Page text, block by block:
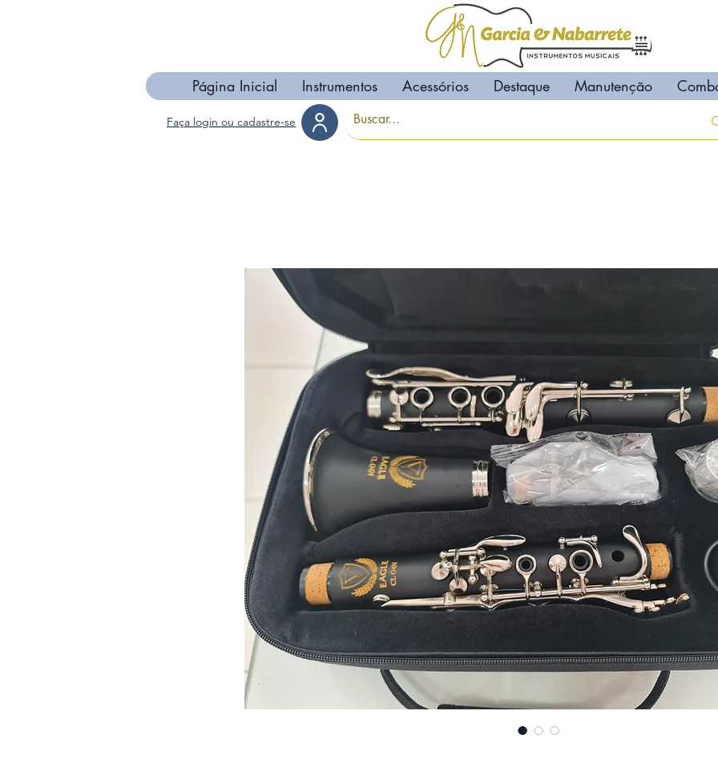
Página Inicial Instrumentos Acessórios Destaque Manutenção
Faça login ou cadastre-se